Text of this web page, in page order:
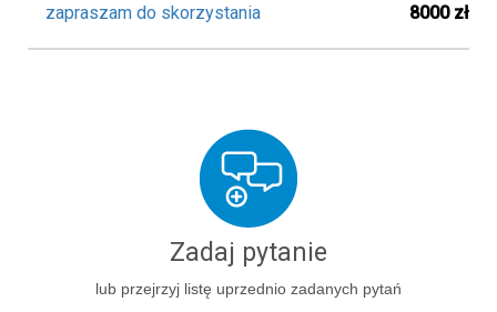
8000 zł
zapraszam do skorzystania
Zadaj pytanie
lub przejrzyj listę uprzednio zadanych pytań